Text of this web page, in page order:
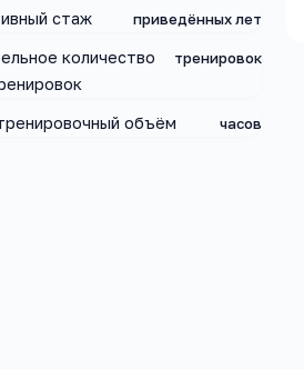
стаж приведённых лет
количество
тренировок
объём часов